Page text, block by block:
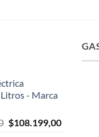
- Marca
El
$108.199,00El